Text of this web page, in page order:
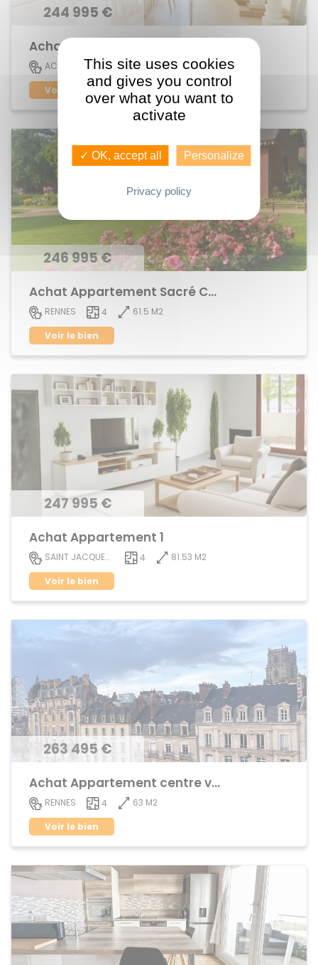
244 995 €
ACIGNE 4
73 M2
Voir le bien
246 995 €
Achat Appartement Sacré Coeurs
RENNES 4
61.5 M2
Voir le bien
247 995 €
Achat Appartement 1
SAINT JACQUES DE LA LANDE 4
81.53 M2
Voir le bien
263 495 €
Achat Appartement centre ville
RENNES 4
63 M2
Voir le bien
This site uses cookies
and gives you control
over what you want to
activate
✓ OK, accept all Personalize
Privacy policy